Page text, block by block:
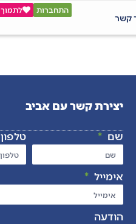
קשר
התחברות לתמוך
יצירת קשר עם אביב
שם טלפון
אימייל
הודעה